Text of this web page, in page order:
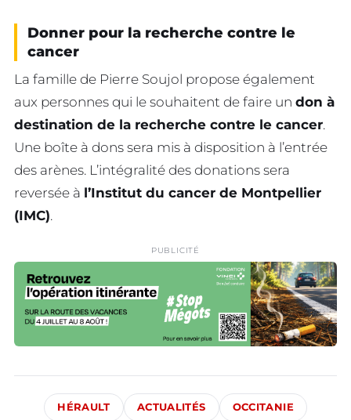
Donner pour la recherche contre le
cancer
La famille de Pierre Soujol propose également
aux personnes qui le souhaitent de faire un don à
destination de la recherche contre le cancer.
Une boîte à dons sera mis à disposition à l’entrée
des arènes. L’intégralité des donations sera
reversée à l’Institut du cancer de Montpellier
(IMC).
PUBLICITÉ
HÉRAULT ACTUALITÉS OCCITANIE